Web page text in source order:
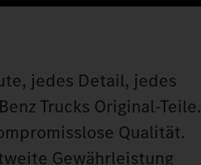
jedes Detail, jedes
Trucks Original‑Teile.
Qualität.
Gewährleistung